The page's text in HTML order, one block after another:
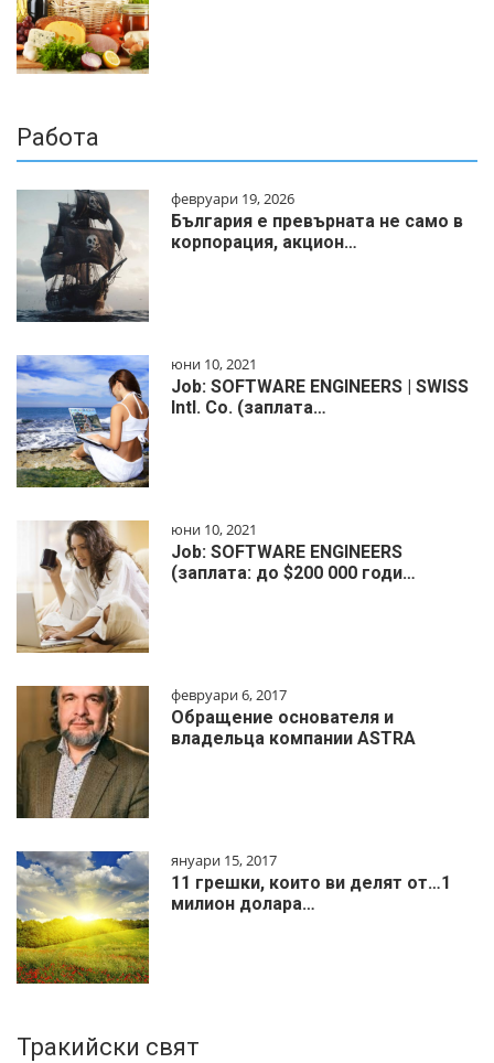
Работа
февруари 19, 2026
България е превърната не само в
корпорация, акцион…
юни 10, 2021
Job: SOFTWARE ENGINEERS | SWISS
Intl. Co. (заплата…
юни 10, 2021
Job: SOFTWARE ENGINEERS
(заплата: до $200 000 годи…
февруари 6, 2017
Обращение основателя и
владельца компании ASTRA
януари 15, 2017
11 грешки, които ви делят от…1
милиoн дoлapa…
Тракийски свят